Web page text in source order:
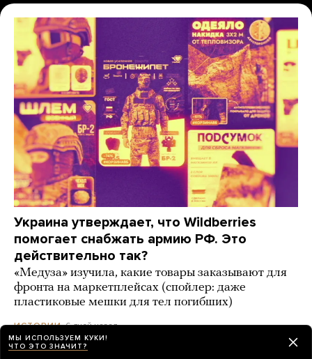
Украина утверждает, что Wildberries
помогает снабжать армию РФ. Это
действительно так?
«Медуза» изучила, какие товары заказывают для
фронта на маркетплейсах (спойлер: даже
пластиковые мешки для тел погибших)
ИСТОРИИ 6 дней назад
МЫ ИСПОЛЬЗУЕМ КУКИ!
ЧТО ЭТО ЗНАЧИТ?